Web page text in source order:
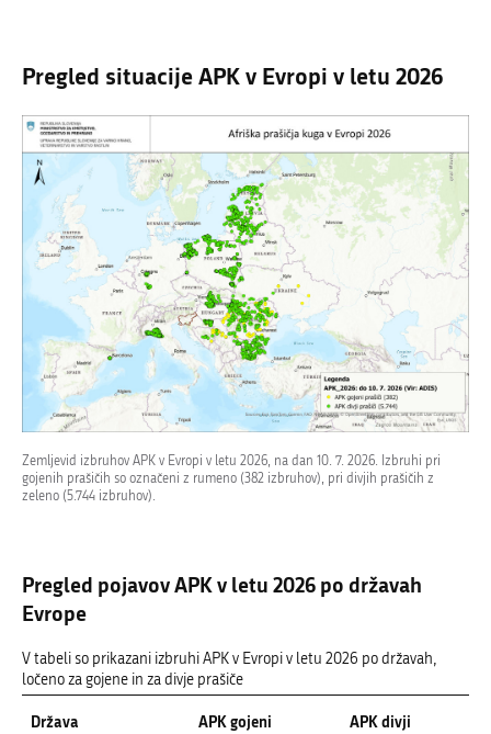
Pregled situacije APK v Evropi v letu 2026
Zemljevid izbruhov APK v Evropi v letu 2026, na dan 10. 7. 2026. Izbruhi pri
gojenih prašičih so označeni z rumeno (382 izbruhov), pri divjih prašičih z
zeleno (5.744 izbruhov).
Pregled pojavov APK v letu 2026 po državah
Evrope
V tabeli so prikazani izbruhi APK v Evropi v letu 2026 po državah,
ločeno za gojene in za divje prašiče
Država
APK gojeni
APK divji